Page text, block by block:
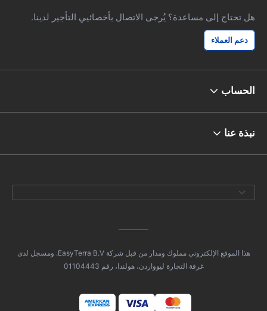
هل تحتاج إلى مساعدة؟ يُرجى الاتصال بأخصائيي التأجير لدينا.
دعم العملاء
الحساب
نبذة عنا
هذا الموقع الإلكتروني مملوك ومدار من قبل شركة EasyTerra B.V. ومسجل لدى
غرفة التجارة ليوواردن، هولندا، رقم 01104443